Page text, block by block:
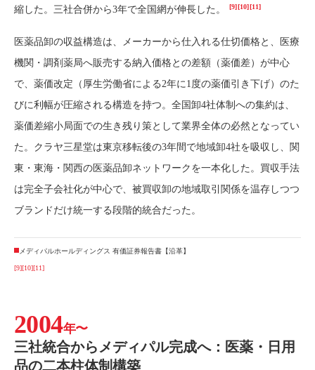
縮した。三社合併から3年で全国網が伸長した。
[9][10][11]
医薬品卸の収益構造は、メーカーから仕入れる仕切価格と、医療
機関・調剤薬局へ販売する納入価格との差額（薬価差）が中心
で、薬価改定（厚生労働省による2年に1度の薬価引き下げ）のた
びに利幅が圧縮される構造を持つ。全国卸4社体制への集約は、
薬価差縮小局面での生き残り策として業界全体の必然となってい
た。クラヤ三星堂は東京移転後の3年間で地域卸4社を吸収し、関
東・東海・関西の医薬品卸ネットワークを一本化した。買収手法
は完全子会社化が中心で、被買収卸の地域取引関係を温存しつつ
ブランドだけ統一する段階的統合だった。
メディパルホールディングス 有価証券報告書【沿革】
[9][10][11]
2004年〜
三社統合からメディパル完成へ：医薬・日用
品の二本柱体制構築